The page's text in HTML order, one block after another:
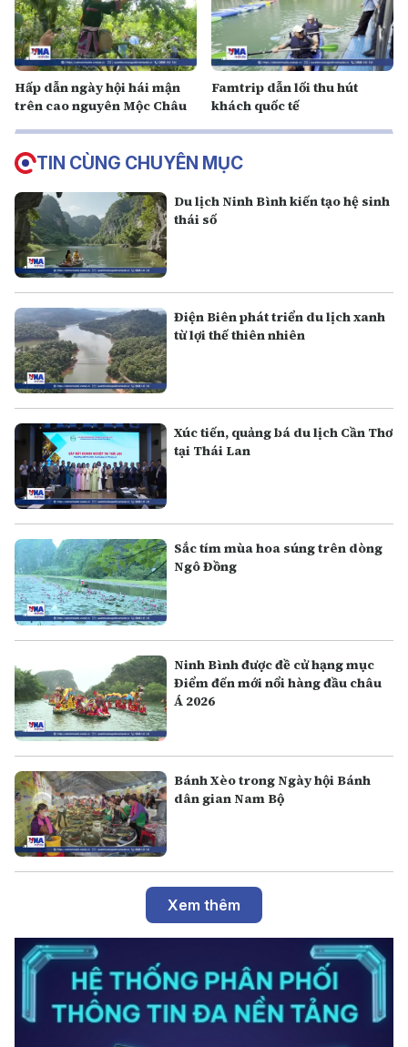
Hấp dẫn ngày hội hái mận
trên cao nguyên Mộc Châu
Famtrip dẫn lối thu hút
khách quốc tế
TIN CÙNG CHUYÊN MỤC
Du lịch Ninh Bình kiến tạo hệ sinh
thái số
Điện Biên phát triển du lịch xanh
từ lợi thế thiên nhiên
Xúc tiến, quảng bá du lịch Cần Thơ
tại Thái Lan
Sắc tím mùa hoa súng trên dòng
Ngô Đồng
Ninh Bình được đề cử hạng mục
Điểm đến mới nổi hàng đầu châu
Á 2026
Bánh Xèo trong Ngày hội Bánh
dân gian Nam Bộ
Xem thêm